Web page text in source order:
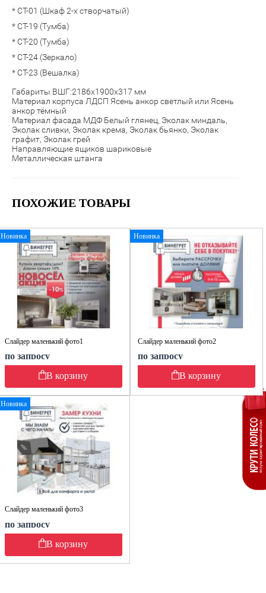
* СТ-01 (Шкаф 2-х створчатый)
* СТ-19 (Тумба)
* СТ-20 (Тумба)
* СТ-24 (Зеркало)
* СТ-23 (Вешалка)
Габариты ВШГ:2186х1900х317 мм
Материал корпуса ЛДСП Ясень анкор светлый или Ясень
анкор тёмный
Материал фасада МДФ Белый глянец, Эколак миндаль,
Эколак сливки, Эколак крема, Эколак бьянко, Эколак
графит, Эколак грей
Направляющие ящиков шариковые
Металлическая штанга
ПОХОЖИЕ ТОВАРЫ
Новинка
Слайдер маленький фото1
по запросу
В корзину
Новинка
Слайдер маленький фото2
по запросу
В корзину
Новинка
Слайдер маленький фото3
по запросу
В корзину